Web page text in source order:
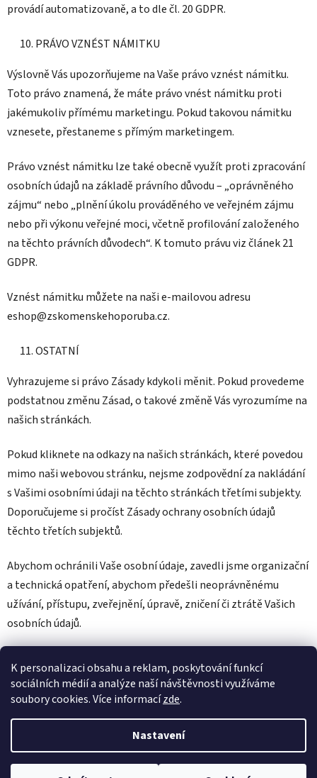
K personalizaci obsahu a reklam, poskytování funkcí
sociálních médií a analýze naší návštěvnosti využíváme
soubory cookies. Více informacízde.
Nastavení
provádí automatizovaně, a to dle čl. 20 GDPR.
PRÁVO VZNÉST NÁMITKU
Výslovně Vás upozorňujeme na Vaše právo vznést námitku.
Toto právo znamená, že máte právo vnést námitku proti
jakémukoliv přímému marketingu. Pokud takovou námitku
vznesete, přestaneme s přímým marketingem.
Právo vznést námitku lze také obecně využít proti zpracování
osobních údajů na základě právního důvodu – „oprávněného
zájmu“ nebo „plnění úkolu prováděného ve veřejném zájmu
nebo při výkonu veřejné moci, včetně profilování založeného
na těchto právních důvodech“. K tomuto právu viz článek 21
GDPR.
Vznést námitku můžete na naši e-mailovou adresu
eshop@zskomenskehoporuba.cz.
OSTATNÍ
Vyhrazujeme si právo Zásady kdykoli měnit. Pokud provedeme
podstatnou změnu Zásad, o takové změně Vás vyrozumíme na
našich stránkách.
Pokud kliknete na odkazy na našich stránkách, které povedou
mimo naši webovou stránku, nejsme zodpovědní za nakládání
s Vašimi osobními údaji na těchto stránkách třetími subjekty.
Doporučujeme si pročíst Zásady ochrany osobních údajů
těchto třetích subjektů.
Abychom ochránili Vaše osobní údaje, zavedli jsme organizační
a technická opatření, abychom předešli neoprávněnému
užívání, přístupu, zveřejnění, úpravě, zničení či ztrátě Vašich
osobních údajů.
Vytvořil Shoptet